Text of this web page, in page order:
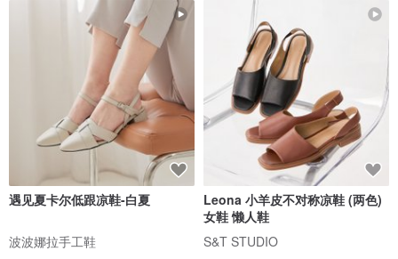
遇见夏卡尔低跟凉鞋-白夏
波波娜拉手工鞋
Leona 小羊皮不对称凉鞋 (两色)
女鞋 懒人鞋
S&T STUDIO